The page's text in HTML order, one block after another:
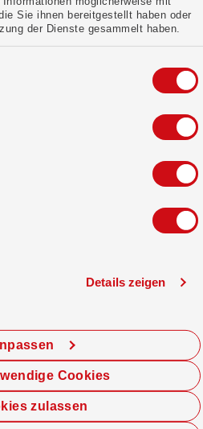
Sie ihnen bereitgestellt haben oder
der Dienste gesammelt haben.
Details zeigen
zulassen
Cookies